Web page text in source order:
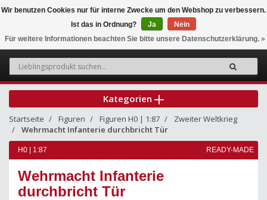
0
Kategorien
Startseite Figuren Figuren H0 | 1:87
Zweiter Weltkrieg
Wehrmacht Infanterie durchbricht Tür
H0 | 1:87 READY-MADE
Wehrmacht Infanterie
durchbricht Tür
Wir benutzen Cookies nur für interne Zwecke um den Webshop zu verbessern.
Ist das in Ordnung?
Ja
Nein
Für weitere Informationen beachten Sie bitte unsere Datenschutzerklärung. »